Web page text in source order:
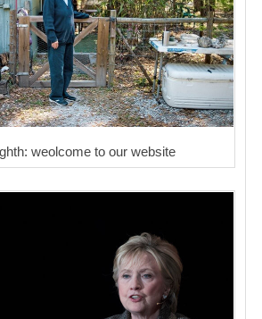
weolcome to our website